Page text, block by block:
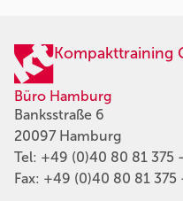
Kompakttraining
Büro Hamburg
Banksstraße 6
20097 Hamburg
Tel: +49 (0)40 80 81 375
Fax: +49 (0)40 80 81 375